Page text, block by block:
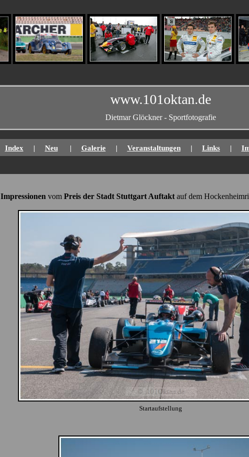
www.101oktan.de
Dietmar Glöckner - Sportfotografie
Index | Neu| Galerie| Veranstaltungen| Links|
Impressionen vom Preis der Stadt Stuttgart Auftakt auf dem
Startaufstellung